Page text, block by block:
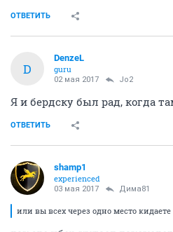
ОТВЕТИТЬ
D
DenzeL
guru
02 мая 2017 Jo2
Я и бердску был рад, когда
ОТВЕТИТЬ
shamp1
experienced
03 мая 2017 Дима81
или вы всех через одно место